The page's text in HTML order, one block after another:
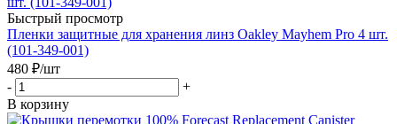
Быстрый просмотр
Пленки защитные для хранения линз Oakley Mayhem Pro 4 шт.
(101-349-001)
480 ₽/шт
-
+
В корзину